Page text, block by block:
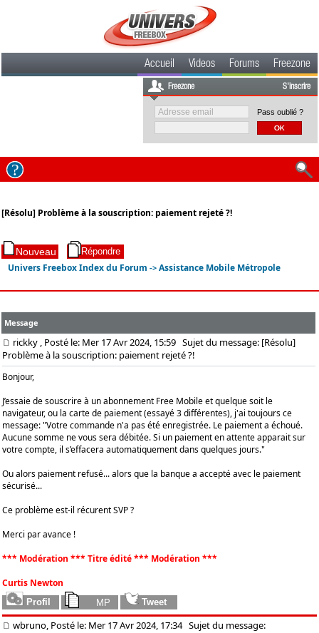
Accueil Videos Forums Freezone
Freezone S'inscrire
Pass oublié ?
[Résolu] Problème à la souscription: paiement rejeté ?!
Univers Freebox Index du Forum ->Assistance Mobile Métropole
Message
rickky , Posté le: Mer 17 Avr 2024, 15:59 Sujet du message: [Résolu]
Problème à la souscription: paiement rejeté ?!
Bonjour,
J’essaie de souscrire à un abonnement Free Mobile et quelque soit le
navigateur, ou la carte de paiement (essayé 3 différentes), j'ai toujours ce
message: "Votre commande n'a pas été enregistrée. Le paiement a échoué.
Aucune somme ne vous sera débitée. Si un paiement en attente apparait sur
votre compte, il s’effacera automatiquement dans quelques jours."
Ou alors paiement refusé... alors que la banque a accepté avec le paiement
sécurisé...
Ce problème est-il récurent SVP ?
Merci par avance !
*** Modération *** Titre édité *** Modération ***
Curtis Newton
wbruno, Posté le: Mer 17 Avr 2024, 17:34Sujet du message: